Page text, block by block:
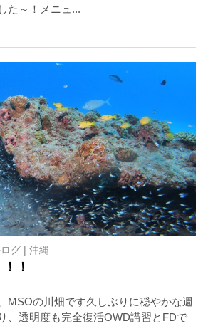
た～！メニュ...
グ| 沖縄
！
MSOの川畑です久しぶりに穏やかな週
、透明度も完全復活OWD講習とFDで